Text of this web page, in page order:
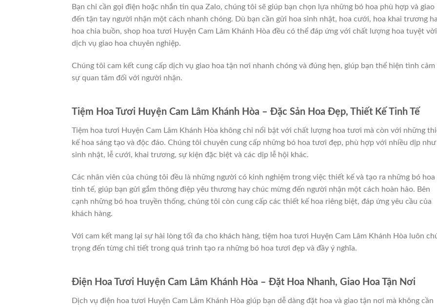
Bạn chỉ cần gọi điện hoặc nhắn tin qua Zalo, chúng tôi sẽ giúp bạn chọn lựa những bó hoa phù hợp và giao
đến tận tay người nhận một cách nhanh chóng. Dù bạn cần gửi hoa sinh nhật, hoa cưới, hoa khai trương
hoa chia buồn, shop hoa tươi Huyện Cam Lâm Khánh Hòa đều có thể đáp ứng với chất lượng hoa tuyệt
dịch vụ giao hoa chuyên nghiệp.
Chúng tôi cam kết cung cấp dịch vụ giao hoa tận nơi nhanh chóng và đúng hẹn, giúp bạn thể hiện tình cảm
sự quan tâm đối với người nhận.
Tiệm Hoa Tươi Huyện Cam Lâm Khánh Hòa – Đặc Sản Hoa Đẹp, Thiết Kế Tinh Tế
Tiệm hoa tươi Huyện Cam Lâm Khánh Hòa không chỉ nổi bật với chất lượng hoa tươi mà còn với những
kế hoa sáng tạo và độc đáo. Chúng tôi chuyên cung cấp những bó hoa tươi đẹp, phù hợp với nhiều dịp như
sinh nhật, lễ cưới, khai trương, sự kiện đặc biệt và các dịp lễ hội khác.
Các nhân viên của chúng tôi đều là những người có kinh nghiệm trong việc thiết kế và tạo ra những bó hoa
tinh tế, giúp bạn gửi gắm thông điệp yêu thương hay chúc mừng đến người nhận một cách hoàn hảo. Bên
cạnh những bó hoa truyền thống, chúng tôi còn cung cấp các thiết kế hoa riêng biệt, đáp ứng yêu cầu của
khách hàng.
Với cam kết mang lại sự hài lòng tối đa cho khách hàng, tiệm hoa tươi Huyện Cam Lâm Khánh Hòa luôn
trọng đến từng chi tiết trong quá trình tạo ra những bó hoa tươi đẹp và đầy ý nghĩa.
Điện Hoa Tươi Huyện Cam Lâm Khánh Hòa – Đặt Hoa Nhanh, Giao Hoa Tận Nơi
Dịch vụ điện hoa tươi Huyện Cam Lâm Khánh Hòa giúp bạn dễ dàng đặt hoa và giao tận nơi mà không cần